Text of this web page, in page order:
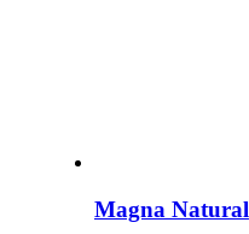
Magna Natural